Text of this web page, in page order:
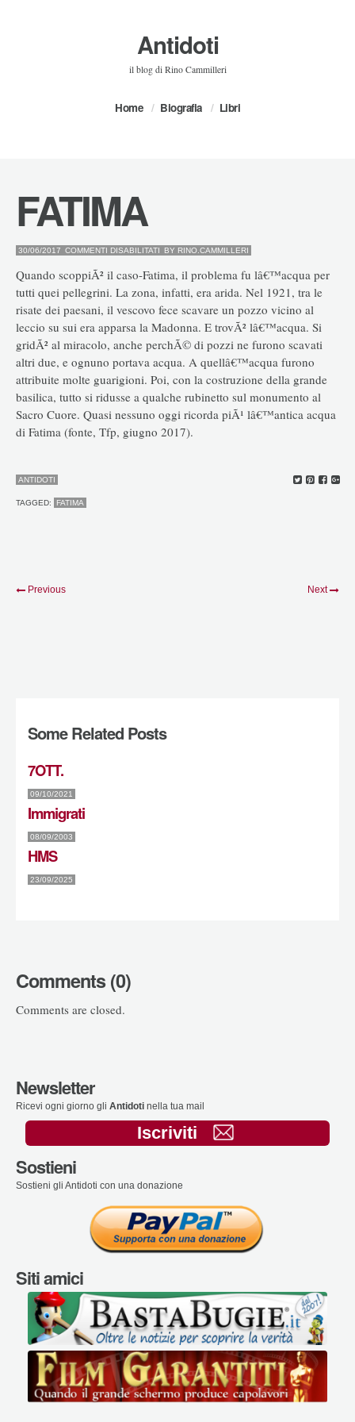
Antidoti
il blog di Rino Cammilleri
Home Biografia Libri
FATIMA
30/06/2017 COMMENTI DISABILITATI SU
BY RINO.CAMMILLERI
Quando scoppiÃ² il caso-Fatima, il problema fu lâ€™acqua per
tutti quei pellegrini. La zona, infatti, era arida. Nel 1921, tra le
risate dei paesani, il vescovo fece scavare un pozzo vicino al
leccio su sui era apparsa la Madonna. E trovÃ² lâ€™acqua. Si
gridÃ² al miracolo, anche perchÃ© di pozzi ne furono scavati
altri due, e ognuno portava acqua. A quellâ€™acqua furono
attribuite molte guarigioni. Poi, con la costruzione della grande
basilica, tutto si ridusse a qualche rubinetto sul monumento al
Sacro Cuore. Quasi nessuno oggi ricorda piÃ¹ lâ€™antica acqua
di Fatima (fonte, Tfp, giugno 2017).
ANTIDOTI
TAGGED: FATIMA
Previous Next
Some Related Posts
7OTT.
09/10/2021
Immigrati
08/09/2003
HMS
23/09/2025
Comments (0)
Comments are closed.
Newsletter
Ricevi ogni giorno gli Antidoti nella tua mail
Iscriviti
Sostieni
Sostieni gli Antidoti con una donazione
Siti amici